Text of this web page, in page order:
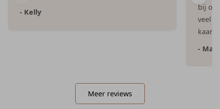
- Kelly
bij
veel
-
Meer reviews